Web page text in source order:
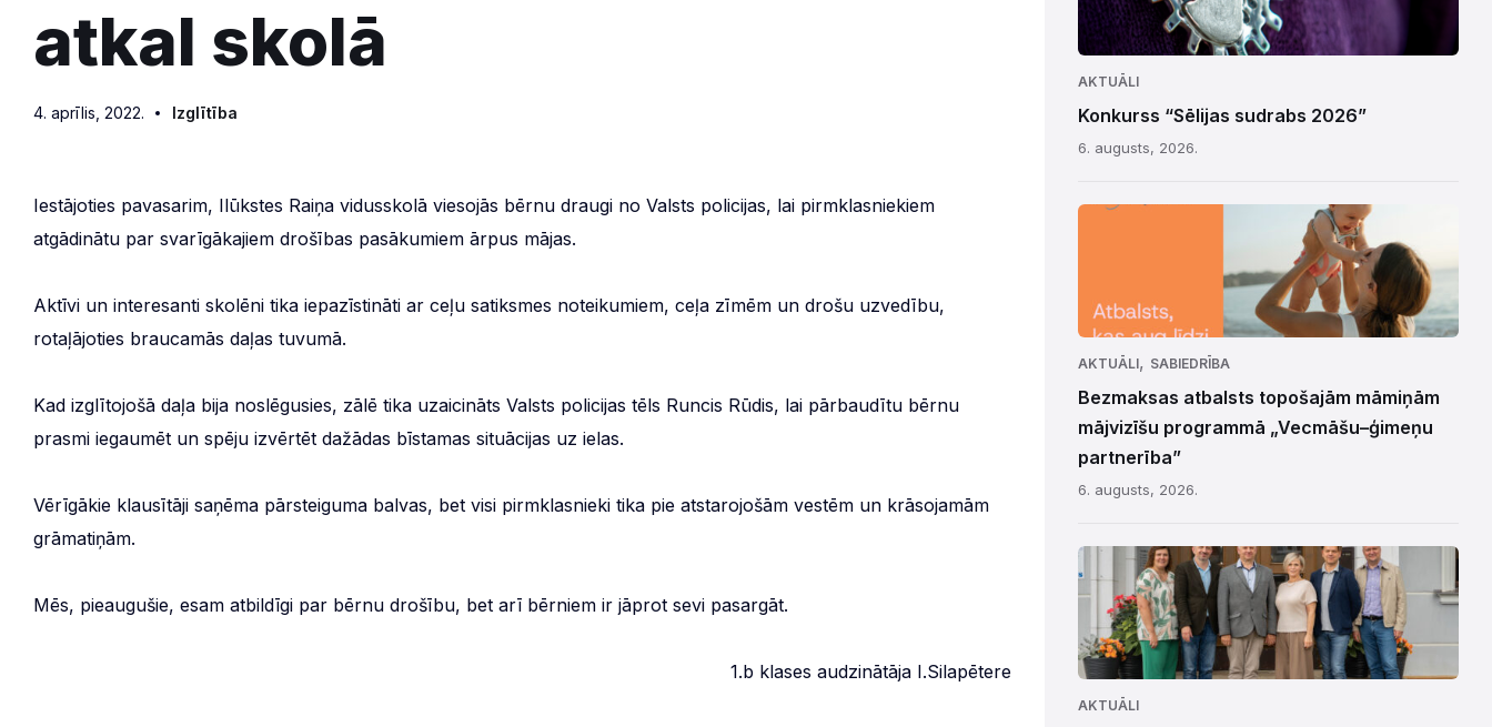
atkal skolā
4. aprīlis, 2022. Izglītība
Iestājoties pavasarim, Ilūkstes Raiņa vidusskolā viesojās bērnu draugi no Valsts policijas, lai pirmklasniekiem
atgādinātu par svarīgākajiem drošības pasākumiem ārpus mājas.
Aktīvi un interesanti skolēni tika iepazīstināti ar ceļu satiksmes noteikumiem, ceļa zīmēm un drošu uzvedību,
rotaļājoties braucamās daļas tuvumā.
Kad izglītojošā daļa bija noslēgusies, zālē tika uzaicināts Valsts policijas tēls Runcis Rūdis, lai pārbaudītu bērnu
prasmi iegaumēt un spēju izvērtēt dažādas bīstamas situācijas uz ielas.
Vērīgākie klausītāji saņēma pārsteiguma balvas, bet visi pirmklasnieki tika pie atstarojošām vestēm un krāsojamām
grāmatiņām.
Mēs, pieaugušie, esam atbildīgi par bērnu drošību, bet arī bērniem ir jāprot sevi pasargāt.
1.b klases audzinātāja I.Silapētere
AKTUĀLI
Konkurss “Sēlijas sudrabs 2026”
6. augusts, 2026.
AKTUĀLI, SABIEDRĪBA
Bezmaksas atbalsts topošajām māmiņām
mājvizīšu programmā „Vecmāšu–ģimeņu
partnerība”
6. augusts, 2026.
AKTUĀLI